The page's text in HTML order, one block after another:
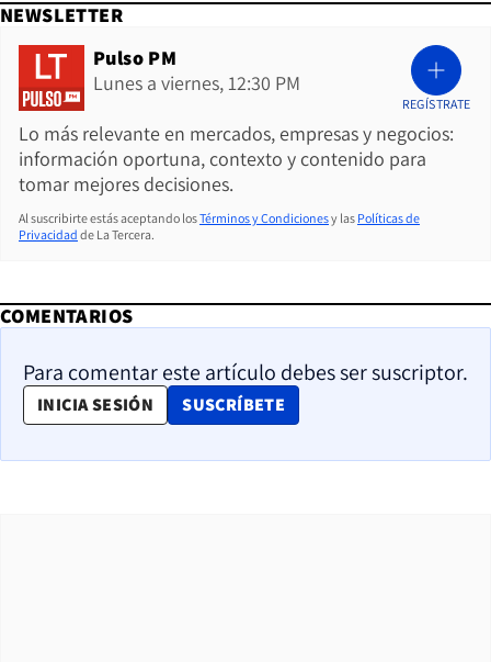
NEWSLETTER
Pulso PM
Lunes a viernes, 12:30 PM
Lo más relevante en mercados, empresas y negocios:
información oportuna, contexto y contenido para
tomar mejores decisiones.
REGÍSTRATE
Al suscribirte estás aceptando losTérminos y Condicionesy las Políticas de
Privacidad de La Tercera.
COMENTARIOS
Para comentar este artículo debes ser suscriptor.
INICIA SESIÓN SUSCRÍBETE
OPENS IN NEW WINDOW